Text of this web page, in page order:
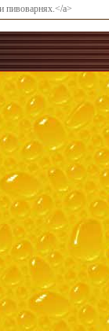
пивоварнях.</a>